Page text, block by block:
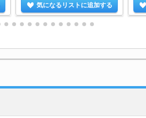
気になるリストに追加する